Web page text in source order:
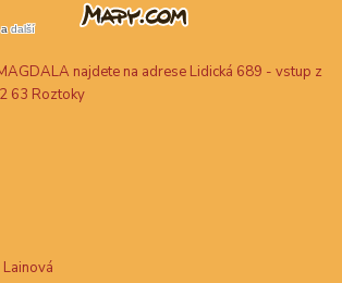
najdete na adrese Lidická 689 - vstup z
63 Roztoky